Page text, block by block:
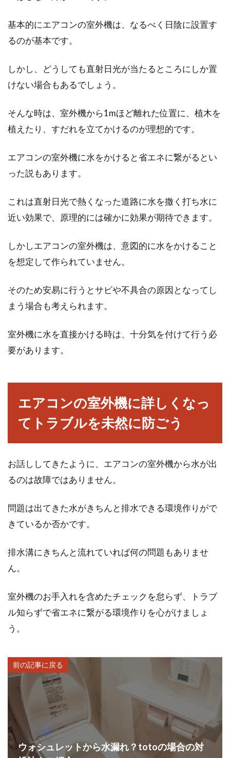
基本的にエアコンの室外機は、なるべく日陰に設置す
るのが基本です。
しかし、どうしても直射日光が当たるところにしか置
けない場合もあるでしょう。
そんな時は、室外機から1mほど離れた位置に、植木を
植えたり、すだれを立てかけるのが理想的です。
エアコンの室外機に水をかけると省エネに繋がるとい
った説もあります。
これは直射日光で熱くなった道路に水を撒く打ち水に
近い効果で、原理的には確かに効果が期待できます。
しかしエアコンの室外機は、意図的に水をかけること
を想定して作られていません。
そのため安易に行うとサビや不具合の原因となってし
まう場合も考えられます。
室外機に水を直接かける時は、十分気を付けて行う必
要があります。
エアコンの室外機に詳しくなっ
てトラブルを未然に防ごう
お話ししてきたように、エアコンの室外機から水が出
るのは故障ではありません。
問題は出てきた水がきちんと排水できる環境作りがで
きているか否かです。
排水溝にきちんと流れていれば何の問題もありませ
ん。
室外機のお手入れを含めたチェックを怠らず、トラブ
ル知らずで省エネに繋がる環境作りを心がけましょ
う。
前の記事に戻る
ウォシュレットから水漏れ？totoの場合の対